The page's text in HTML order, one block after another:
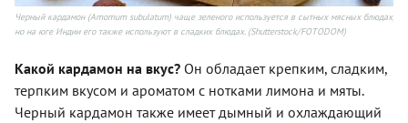
Черный кардамон (Amomum subulatum) чаще зеленого используется в сытных мясных блюдах,
но на юге Индии его также используют в сладких блюдах. (Shutterstock/FOTODOM)
Какой кардамон на вкус? Он обладает крепким, сладким,
терпким вкусом и ароматом с нотками лимона и мяты.
Черный кардамон также имеет дымный и охлаждающий